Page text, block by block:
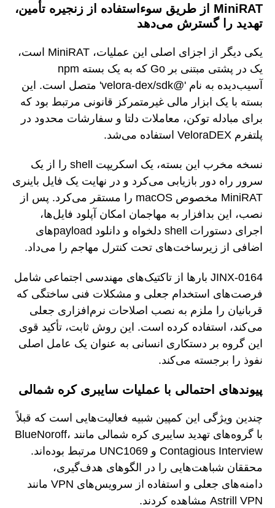
MiniRAT از طریق سوءاستفاده از زنجیره تأمین،
تهدید را گسترش می‌دهد
یکی دیگر از اجزای اصلی این عملیات، MiniRAT است،
یک در پشتی مبتنی بر Go که به یک بسته npm
آسیب‌دیده به نام '@velora-dex/sdk' متصل است. این
بسته با یک ابزار مالی غیرمتمرکز قانونی مرتبط بود که
برای مبادله توکن، معاملات دلتا و سفارشات محدود در
پلتفرم VeloraDEX استفاده می‌شد.
نسخه مخرب این بسته، یک اسکریپت shell را از یک
سرور راه دور بازیابی می‌کرد و در نهایت یک فایل باینری
MiniRAT مخصوص macOS را مستقر می‌کرد. پس از
نصب، این بدافزار به مهاجمان امکان آپلود فایل‌ها،
اجرای دستورات shell دلخواه و دانلود payloadهای
اضافی از زیرساخت‌های تحت کنترل مهاجم را می‌داد.
JINX-0164 بارها از تاکتیک‌های مهندسی اجتماعی شامل
فرصت‌های استخدام جعلی و مشکلات فنی ساختگی که
قربانیان را ملزم به نصب اصلاحات نرم‌افزاری جعلی
می‌کند، استفاده کرده است. این روش ثابت، تأکید قوی
این گروه بر دستکاری انسانی به عنوان یک عامل اصلی
نفوذ را برجسته می‌کند.
پیوندهای احتمالی با عملیات سایبری کره شمالی
چندین ویژگی این کمپین شبیه فعالیت‌هایی است که قبلاً
با گروه‌های تهدید سایبری کره شمالی مانند BlueNoroff،
Contagious Interview و UNC1069 مرتبط بوده‌اند.
محققان شباهت‌هایی را در الگوهای هدف‌گیری،
دامنه‌های جعلی و استفاده از سرویس‌های VPN مانند
Astrill VPN مشاهده کردند.